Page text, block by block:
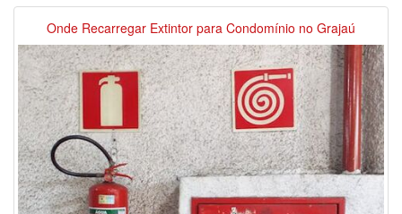
Onde Recarregar Extintor para Condomínio no Grajaú